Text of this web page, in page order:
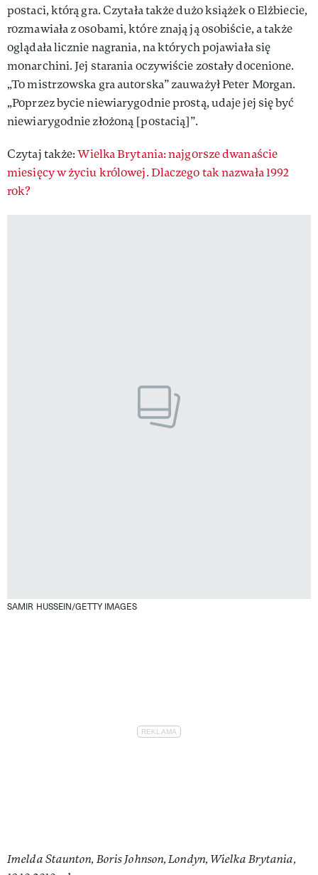
postaci, którą gra. Czytała także dużo książek o Elżbiecie,
rozmawiała z osobami, które znają ją osobiście, a także
oglądała licznie nagrania, na których pojawiała się
monarchini. Jej starania oczywiście zostały docenione.
„To mistrzowska gra autorska” zauważył Peter Morgan.
„Poprzez bycie niewiarygodnie prostą, udaje jej się być
niewiarygodnie złożoną [postacią]”.
Czytaj także:Wielka Brytania: najgorsze dwanaście
miesięcy w życiu królowej. Dlaczego tak nazwała 1992
rok?
SAMIR HUSSEIN/GETTY IMAGES
Imelda Staunton, Boris Johnson, Londyn, Wielka Brytania,